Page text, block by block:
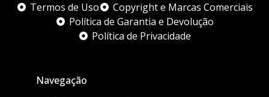
Termos de Uso
Copyright e Marcas Comerciais
Política de Garantia e Devolução
Política de Privacidade
Navegação